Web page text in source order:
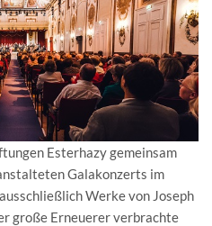
Esterhazy gemeinsam
Galakonzerts im
Werke von Joseph
große Erneuerer verbrachte